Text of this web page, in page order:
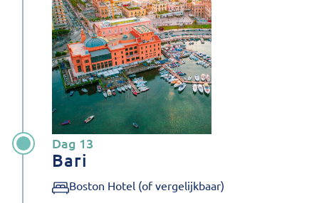
Dag 13
Bari
Boston Hotel (of vergelijkbaar)